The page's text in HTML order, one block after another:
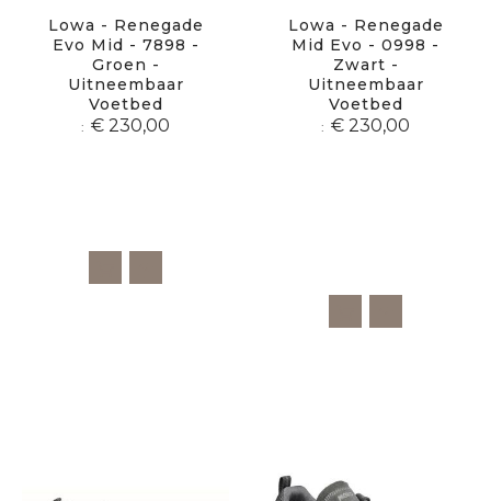
Lowa - Renegade
Evo Mid - 7898 -
Groen -
Uitneembaar
Voetbed
€ 230,00
Lowa - Renegade
Mid Evo - 0998 -
Zwart -
Uitneembaar
Voetbed
€ 230,00